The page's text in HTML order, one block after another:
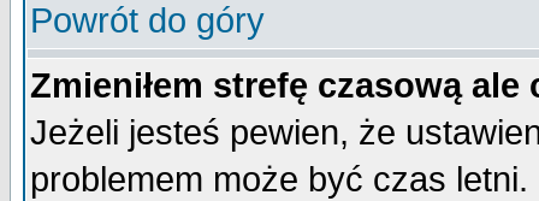
Powrót do góry
Zmieniłem strefę czasową
Jeżeli jesteś pewien, że
problemem może być czas